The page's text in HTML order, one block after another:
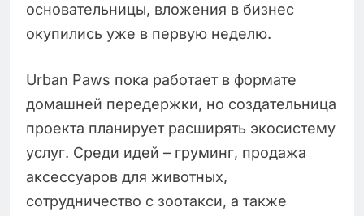
основательницы, вложения в бизнес
окупились уже в первую неделю.
Urban Paws пока работает в формате
домашней передержки, но создательница
проекта планирует расширять экосистему
услуг. Среди идей – груминг, продажа
аксессуаров для животных,
сотрудничество с зоотакси, а также